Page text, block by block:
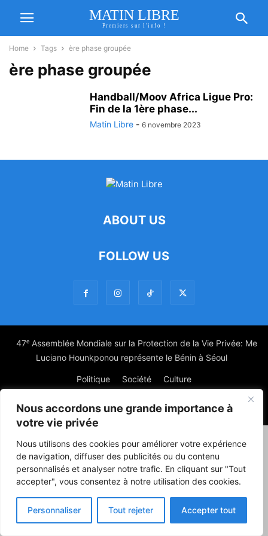
Nous accordons une grande importance à
votre vie privée
Nous utilisons des cookies pour améliorer votre expérience
de navigation, diffuser des publicités ou du contenu
personnalisés et analyser notre trafic. En cliquant sur "Tout
accepter", vous consentez à notre utilisation des cookies.
Personnaliser Tout rejeter Accepter tout
MATIN LIBRE
Premiers sur l'info !
Home Tags ère phase groupée
ère phase groupée
Handball/Moov Africa Ligue Pro:
Fin de la 1ère phase...
Matin Libre - 6 novembre 2023
ABOUT US
FOLLOW US
47ᵉ Assemblée Mondiale sur la Protection de la Vie Privée: Me
Luciano Hounkponou représente le Bénin à Séoul
Politique Société Culture
© Powered by digitXplus Francophone